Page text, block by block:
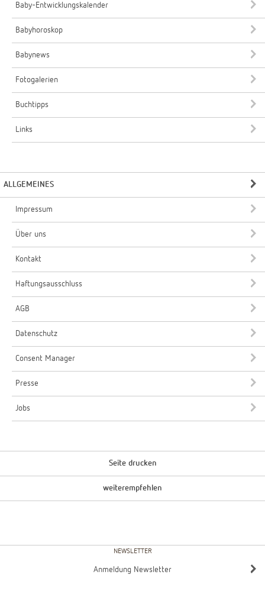
Baby-Entwicklungskalender
Babyhoroskop
Babynews
Fotogalerien
Buchtipps
Links
ALLGEMEINES
Impressum
Über uns
Kontakt
Haftungsausschluss
AGB
Datenschutz
Consent Manager
Presse
Jobs
Seite drucken
weiterempfehlen
NEWSLETTER
Anmeldung Newsletter